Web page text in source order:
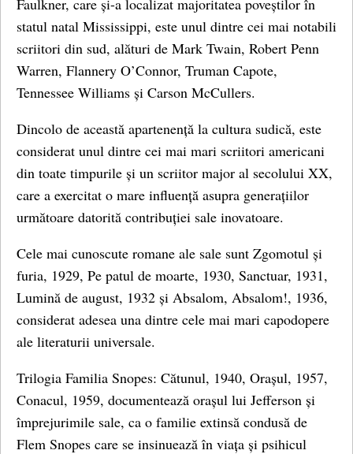
Faulkner, care și-a localizat majoritatea poveștilor în
statul natal Mississippi, este unul dintre cei mai notabili
scriitori din sud, alături de Mark Twain, Robert Penn
Warren, Flannery O’Connor, Truman Capote,
Tennessee Williams și Carson McCullers.
Dincolo de această apartenență la cultura sudică, este
considerat unul dintre cei mai mari scriitori americani
din toate timpurile și un scriitor major al secolului XX,
care a exercitat o mare influență asupra generațiilor
următoare datorită contribuției sale inovatoare.
Cele mai cunoscute romane ale sale sunt Zgomotul și
furia, 1929, Pe patul de moarte, 1930, Sanctuar, 1931,
Lumină de august, 1932 și Absalom, Absalom!, 1936,
considerat adesea una dintre cele mai mari capodopere
ale literaturii universale.
Trilogia Familia Snopes: Cătunul, 1940, Orașul, 1957,
Conacul, 1959, documentează orașul lui Jefferson și
împrejurimile sale, ca o familie extinsă condusă de
Flem Snopes care se insinuează în viața și psihicul